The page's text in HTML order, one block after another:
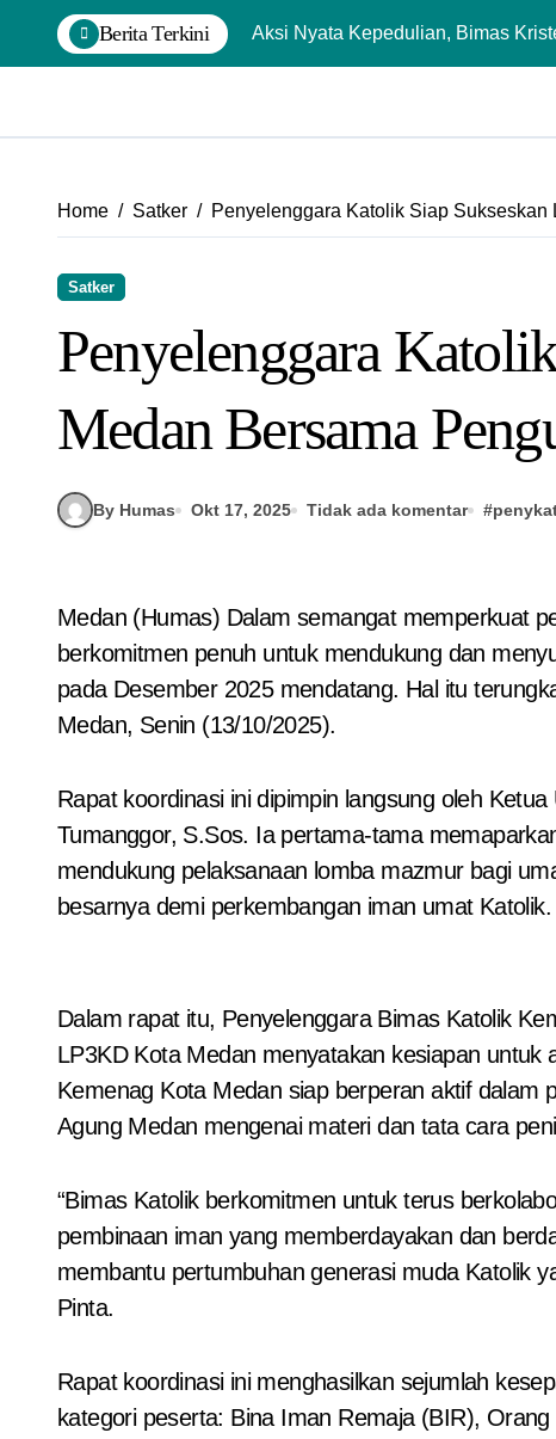
content
Berita Terkini Aksi Nyata Kepedulian, Bimas
Home Satker Penyelenggara Katolik Siap Sukseskan
Satker
Penyelenggara
Medan Bersama
By Humas Okt 17, 2025 Tidak ada komentar #
Medan (Humas) Dalam semangat memperkuat pembinaan iman umat melalui seni dan liturgi, Bimas Katolik Kementerian Agama Kota Medan
berkomitmen penuh untuk mendukung dan
pada Desember 2025 mendatang. Hal itu
Medan, Senin (13/10/2025).
Rapat koordinasi ini dipimpin langsung oleh
Tumanggor, S.Sos. Ia pertama-tama
mendukung pelaksanaan lomba mazmur bagi
besarnya demi perkembangan iman umat Katolik.
Dalam rapat itu, Penyelenggara Bimas Katolik
LP3KD Kota Medan menyatakan kesiapan
Kemenag Kota Medan siap berperan aktif dalam
Agung Medan mengenai materi dan tata cara
“Bimas Katolik berkomitmen untuk terus
pembinaan iman yang memberdayakan dan
membantu pertumbuhan generasi muda Katolik
Pinta.
Rapat koordinasi ini menghasilkan sejumlah
kategori peserta: Bina Iman Remaja (BIR),